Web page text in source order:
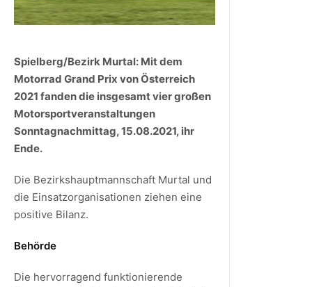
Spielberg/Bezirk Murtal: Mit dem
Motorrad Grand Prix von Österreich
2021 fanden die insgesamt vier großen
Motorsportveranstaltungen
Sonntagnachmittag, 15.08.2021, ihr
Ende.
Die Bezirkshauptmannschaft Murtal und
die Einsatzorganisationen ziehen eine
positive Bilanz.
Behörde
Die hervorragend funktionierende